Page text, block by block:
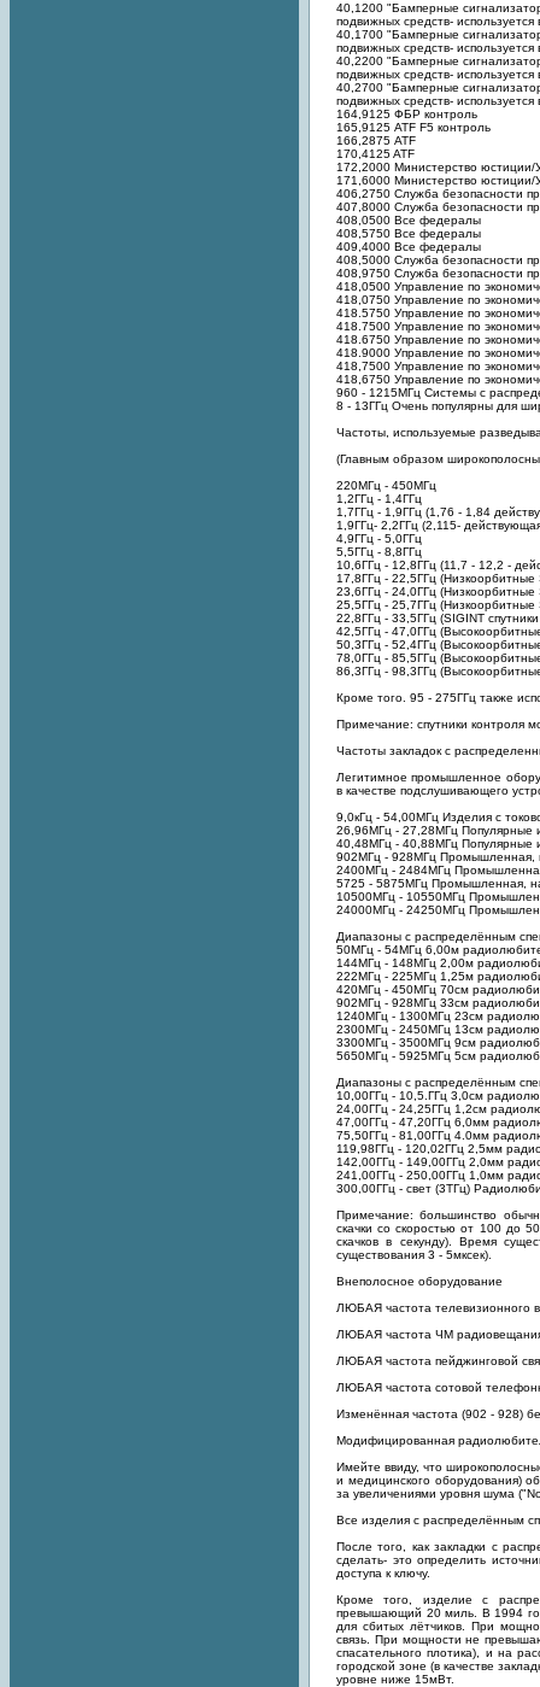
40,1200 "Бамперные
подвижных средств-
40,1700 "Бамперные
подвижных средств-
40,2200 "Бамперные
подвижных средств-
40,2700 "Бамперные
подвижных средств-
164,9125 ФБР контроль
165,9125 ATF F5 контроль
166,2875 ATF
170,4125 ATF
172,2000 Министерство юстиции/
171,6000 Министерство юстиции/
406,2750 Служба безопасности
407,8000 Служба безопасности
408,0500 Все федералы
408,5750 Все федералы
409,4000 Все федералы
408,5000 Служба безопасности
408,9750 Служба безопасности
418,0500 Управление по
418,0750 Управление по
418.5750 Управление по
418.7500 Управление по
418.6750 Управление по
418.9000 Управление по
418,7500 Управление по
418,6750 Управление по
960 - 1215МГц Системы с
8 - 13ГГц Очень популярны для
Частоты, используемые
(Главным образом
220МГц - 450МГц
1,2ГГц - 1,4ГГц
1,7ГГц - 1,9ГГц (1,76 - 1,84
1,9ГГц- 2,2ГГц (2,115-
4,9ГГц - 5,0ГГц
5,5ГГц - 8,8ГГц
10,6ГГц - 12,8ГГц (11,7 - 12,2 -
17,8ГГц - 22,5ГГц (Низкоорбитные
23,6ГГц - 24,0ГГц (Низкоорбитные
25,5ГГц - 25,7ГГц (Низкоорбитные
22,8ГГц - 33,5ГГц (SIGINT
42,5ГГц - 47,0ГГц
50,3ГГц - 52,4ГГц
78,0ГГц - 85,5ГГц
86,3ГГц - 98,3ГГц
Кроме того. 95 - 275ГГц также
Примечание: спутники контроля
Частоты закладок с
Легитимное промышленное
в качестве подслушивающего
9,0кГц - 54,00МГц Изделия с
26,96МГц - 27,28МГц Популярные
40,48МГц - 40,88МГц Популярные
902МГц - 928МГц Промышленная,
2400МГц - 2484МГц
5725 - 5875МГц Промышленная,
10500МГц - 10550МГц
24000МГц - 24250МГц
Диапазоны с распределённым
50МГц - 54МГц 6,00м
144МГц - 148МГц 2,00м
222МГц - 225МГц 1,25м
420МГц - 450МГц 70см
902МГц - 928МГц 33см
1240МГц - 1300МГц 23см
2300МГц - 2450МГц 13см
3300МГц - 3500МГц 9см
5650МГц - 5925МГц 5см
Диапазоны с распределённым
10,00ГГц - 10,5.ГГц 3,0см
24,00ГГц - 24,25ГГц 1,2см
47,00ГГц - 47,20ГГц 6,0мм
75,50ГГц - 81,00ГГц 4.0мм
119,98ГГц - 120,02ГГц 2,5мм
142,00ГГц - 149,00ГГц 2,0мм
241,00ГГц - 250,00ГГц 1,0мм
300,00ГГц - свет (3ТГц)
Примечание: большинство
скачки со скоростью от 100 до
скачков в секунду). Время
существования 3 - 5мксек).
Внеполосное оборудование
ЛЮБАЯ частота телевизионного
ЛЮБАЯ частота ЧМ
ЛЮБАЯ частота пейджинговой
ЛЮБАЯ частота сотовой
Изменённая частота (902 - 928)
Модифицированная
Имейте ввиду, что
и медицинского оборудования)
за увеличениями уровня шума
Все изделия с распределённым
После того, как закладки с
сделать- это определить
доступа к ключу.
Кроме того, изделие с
превышающий 20 миль. В 1994
для сбитых лётчиков. При
связь. При мощности не
спасательного плотика), и на
городской зоне (в качестве
уровне ниже 15мВт.